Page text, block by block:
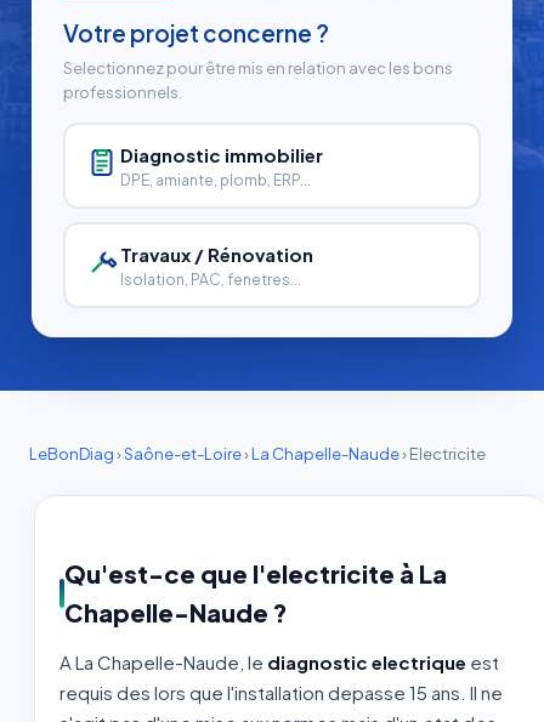
Votre projet concerne ?
Selectionnez pour être mis en relation avec les bons
professionnels.
Diagnostic immobilier
DPE, amiante, plomb, ERP...
Travaux / Rénovation
Isolation, PAC, fenetres...
LeBonDiag›Saône-et-Loire›La Chapelle-Naude›Electricite
Qu'est-ce que l'electricite à La
Chapelle-Naude ?
A La Chapelle-Naude, le diagnostic electrique est
requis des lors que l'installation depasse 15 ans. Il ne